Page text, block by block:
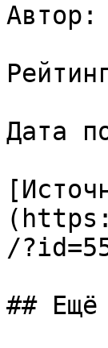
Автор:
Дата
/
## Ещё